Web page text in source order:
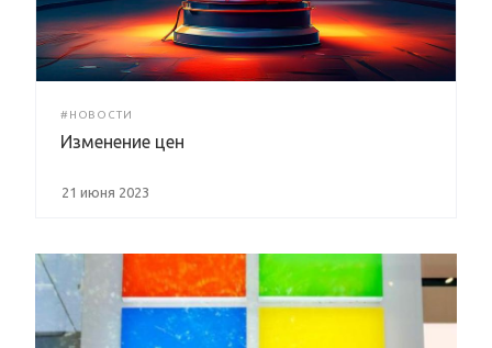
#НОВОСТИ
Изменение цен
21 июня 2023